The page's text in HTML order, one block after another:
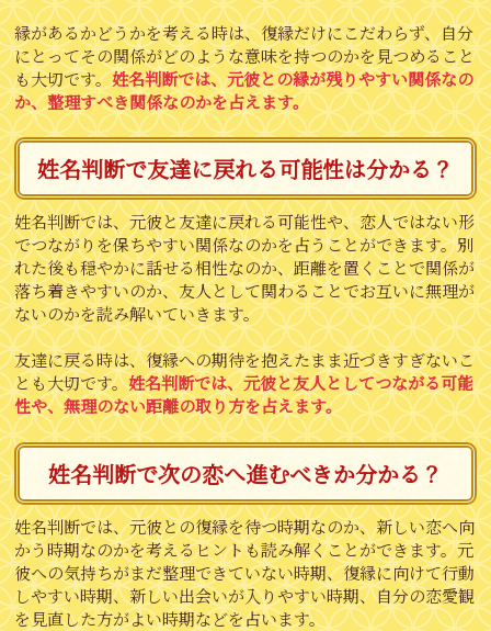
縁があるかどうかを考える時は、復縁だけにこだわらず、自分
にとってその関係がどのような意味を持つのかを見つめること
も大切です。姓名判断では、元彼との縁が残りやすい関係なの
か、整理すべき関係なのかを占えます。
姓名判断で友達に戻れる可能性は分かる？
姓名判断では、元彼と友達に戻れる可能性や、恋人ではない形
でつながりを保ちやすい関係なのかを占うことができます。別
れた後も穏やかに話せる相性なのか、距離を置くことで関係が
落ち着きやすいのか、友人として関わることでお互いに無理が
ないのかを読み解いていきます。
友達に戻る時は、復縁への期待を抱えたまま近づきすぎないこ
とも大切です。姓名判断では、元彼と友人としてつながる可能
性や、無理のない距離の取り方を占えます。
姓名判断で次の恋へ進むべきか分かる？
姓名判断では、元彼との復縁を待つ時期なのか、新しい恋へ向
かう時期なのかを考えるヒントも読み解くことができます。元
彼への気持ちがまだ整理できていない時期、復縁に向けて行動
しやすい時期、新しい出会いが入りやすい時期、自分の恋愛観
を見直した方がよい時期などを占います。